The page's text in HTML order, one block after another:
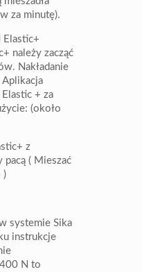
za minutę).
należy zacząć
Nakładanie
+ za
(około
z
pacą ( Mieszać
)
systemie Sika
instrukcje
N to